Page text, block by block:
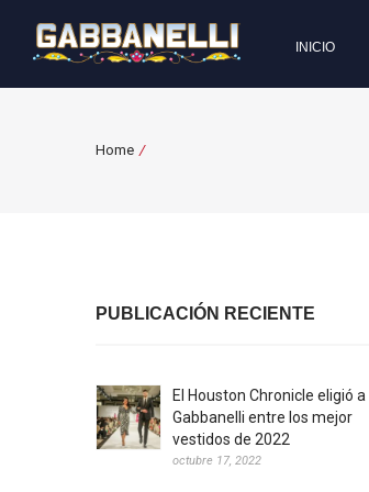
INICIO
Home /
PUBLICACIÓN RECIENTE
El Houston Chronicle eligió a
Gabbanelli entre los mejor
vestidos de 2022
octubre 17, 2022